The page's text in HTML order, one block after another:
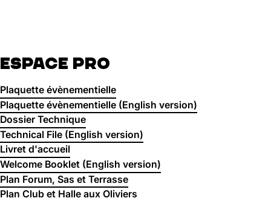
ESPACE PRO
Plaquette évènementielle
Plaquette évènementielle (English version)
Dossier Technique
Technical File (English version)
Livret d'accueil
Welcome Booklet (English version)
Plan Forum, Sas et Terrasse
Plan Club et Halle aux Oliviers